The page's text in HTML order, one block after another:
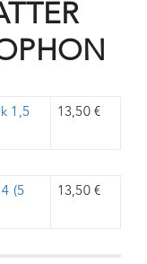
1,5
13,50 €
(5
13,50 €